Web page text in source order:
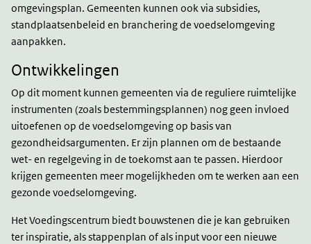
omgevingsplan. Gemeenten kunnen ook via subsidies,
standplaatsenbeleid en branchering de voedselomgeving
aanpakken.
Ontwikkelingen
Op dit moment kunnen gemeenten via de reguliere ruimtelijke
instrumenten (zoals bestemmingsplannen) nog geen invloed
uitoefenen op de voedselomgeving op basis van
gezondheidsargumenten. Er zijn plannen om de bestaande
wet- en regelgeving in de toekomst aan te passen. Hierdoor
krijgen gemeenten meer mogelijkheden om te werken aan een
gezonde voedselomgeving.
Het Voedingscentrum biedt bouwstenen die je kan gebruiken
ter inspiratie, als stappenplan of als input voor een nieuwe